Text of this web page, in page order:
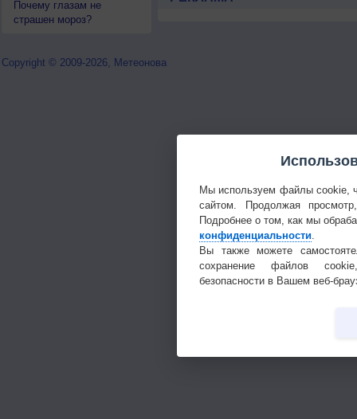
Почему глазам не
страшен мороз?
Copyright © 2009-2026, Метеонова
Мы используем файлы cookie,
сайтом. Продолжая
Подробнее о том, как мы
конфиденциальности.
Вы также можете
сохранение файлов
безопасности в Вашем веб-